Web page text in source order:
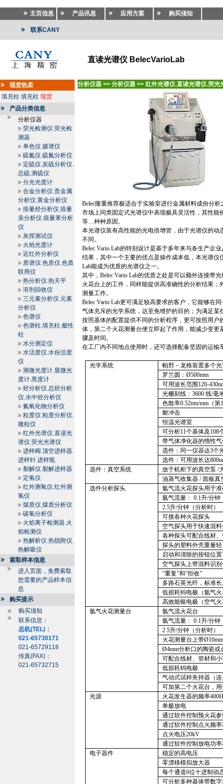
主页信息 产品讯息 应用方案 购买须知
联系CANY
直读光谱仪 BelecVarioLab
现货热卖
填充柱 填充柱 现货
产品分类信息
分析仪器
荧光检测仪.荧光检
测器
单色仪.摄谱仪
硫氮仪.硫氮分析仪
定硫仪.炭硫分析仪.
总硫.测硫仪
分光光度计
合金分析仪.贵金属
分析仪.黄金分析仪
痕量烃分析仪.痕量
汞分析仪.痕量苯分析
仪
灰挥测试仪
火焰光度计
近红外分析仪
质谱仪.色质仪.色质
联用仪
热分析仪.热天平
溶剂回收仪
三元素分析仪.元素
分析仪
色谱仪
色谱柱.填充柱.极性
柱
水分测定仪
水活度仪.水份活度
仪
测微光度计.显微光
度计.黑度计
烃分析仪.总烃分析
仪.水中烃分析仪
氮氧化物分析仪
粒度仪.粒度分析仪.
微粒仪
红外光谱仪.直读光
谱仪.荧光光谱仪
进样阀.顶空进样器.
进样针.进样瓶
裂解仪.裂解进样器
定氢仪
红外测氧仪.红外测
氢仪
煤质仪.煤质分析仪
碳氢分析仪
火焰离子检测器.火
焰检测仪
热解析仪.热脱附仪.
热解吸仪
索取样本信息
进入页面，免费索取
您需要的产品样本信
息
购买提示
购买须知
联系信息：
总机(TEL)：
021-65730171
021-65729118
传真(FAX)：
021-65732715
分析仪器 >> 分析仪器 >> 红外光谱仪.直读光谱仪.荧光
Belec隆重推荐极适合于实验室进行金属材料成份分析
市场上同类固定式光谱仪中表现极具灵活性，其性
等…种种原因。
本光谱仪装有高性能的光电倍增管，由于光谱仪的
不同。
Belec Vario Lab的特别设计是基于多年来与各生产企
结果，其中一个主要的优点是操作成本低，本光谱
Lab能成为优质的光谱仪之一。
其中，Belec Vario Lab的优质之处是可以额外连接带
火花台上的工件，同样能提供高准确性的分析结果
测量工作。
Belec Vario Lab更可满足较高要求的客户，它能够在
气体充斥的光学系统，达至免维护的目的；为满足
按照基体的配置提供不同的分析程序，更可按照用
体，第二个火花测量台便立即起了作用，能减少变
骤及时间。
在工厂内不同地点使用时，还可选择配备坚固的运
光学系统
帕邢－龙格装置多个
罗兰圆﹕ Ø500mm
可用波长范围 120-
光栅刻线﹕ 3600 线/毫
色散率0.52nm/mm（第1
耐冲击
恒温光谱室
可分析11个基体及 108
带气体净化器的惰性
选件：同一仪器达3个
选件：可用波长达
选件：真空系统
放于机柜下的真空泵 /
油蒸气收集器/面板真
选件分析探头
氩气流火花探头用于
氩气流量﹕ 0.1升/分钟
2.5升/分钟（分析时）
可接各种火花探头
空气探头用于快速混
各种探头可配合线材
探头的塑料外壳重量
启动和清除的按钮位
空气探头上带混料识
“重复”和“拒收”
多路石英光纤，标准长
低损耗钨电极（氩气
高效能银电极（空气
氩气火花测量台
氩气流火花台
氩气流量﹕ 0.1升/分钟
2.5升/分钟（分析时）
火花测量台上带Ø10mm
Ø4mm分析口的陶瓷或
可配合线材、管材和
低损耗钨电极
气动式试样夹持器（
可加第二个火花台，
光源
火花发生器的频率
单极放电
通过软件控制预火花
通过软件控制点火频
点火电压20kV
通过软件控制放电功
电子器件
稳定的高电压
零漂移模拟放大器
每个通道6位十进制动
可分析多种基体带数